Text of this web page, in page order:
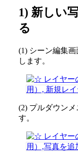
1) 新しい
る
(1) シーン編集
します。
(2) プルダウン
す。